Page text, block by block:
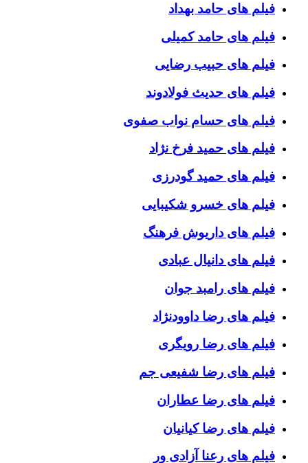
فیلم های حامد بهداد
فیلم های حامد کمیلی
فیلم های حبیب رضایی
فیلم های حدیث فولادوند
فیلم های حسام نواب صفوی
فیلم های حمید فرخ نژاد
فیلم های حمید گودرزی
فیلم های خسرو شکیبایی
فیلم های داریوش فرهنگ
فیلم های دانیال عبادی
فیلم های رامبد جوان
فیلم های رضا داوودنژاد
فیلم های رضا رویگری
فیلم های رضا شفیعی جم
فیلم های رضا عطاران
فیلم های رضا کیانیان
فیلم های رعنا آزادی ور